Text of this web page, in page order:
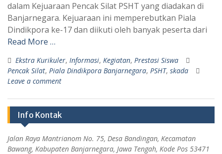
dalam Kejuaraan Pencak Silat PSHT yang diadakan di
Banjarnegara. Kejuaraan ini memperebutkan Piala
Dindikpora ke-17 dan diikuti oleh banyak peserta dari
Read More …
Ekstra Kurikuler, Informasi, Kegiatan, Prestasi Siswa
Pencak Silat, Piala Dindikpora Banjarnegara, PSHT, skada
Leave a comment
Info Kontak
Jalan Raya Mantrianom No. 75, Desa Bandingan, Kecamatan
Bawang, Kabupaten Banjarnegara, Jawa Tengah, Kode Pos 53471